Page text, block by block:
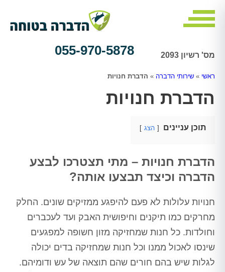
מס' רשיון 2093 055-970-5878
ראשי » שירותי הדברה » הדברת חנויות
הדברת חנויות
תוכן עניינים הצג
הדברת חנויות – מתי תצטרכו לבצע
הדברה וכיצד תבצעו אותה?
חנויות עלולות לא פעם להיפגע ממזיקים שונים. החלק
מחרקים כמו תיקנים וחיפושית האבק ועד לעכברים
וחולדות. כל חנות שמחזיקה מזון חשופה למפגעים
שינסו לאכול ממנו וכל חנות שמחזיקה בדים יכולה
לגלות שיש בהם חורים שהם תוצאה של עש ודומיהם.